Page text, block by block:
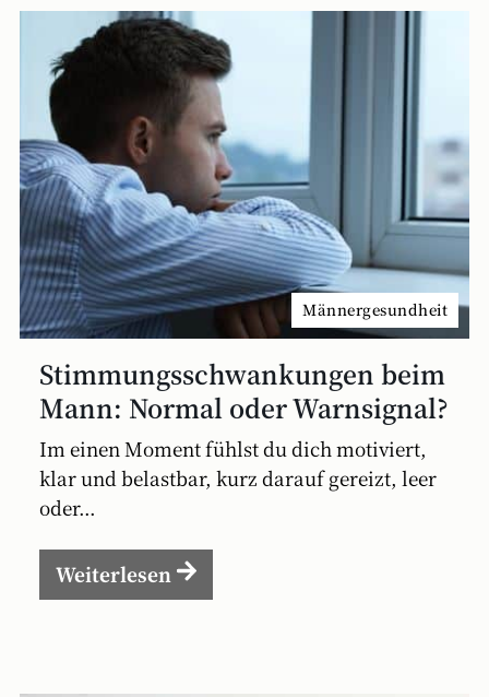
Männergesundheit
Stimmungsschwankungen beim
Mann: Normal oder Warnsignal?
Im einen Moment fühlst du dich motiviert,
klar und belastbar, kurz darauf gereizt, leer
oder...
Weiterlesen